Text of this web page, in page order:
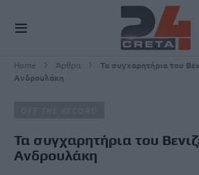
Home Άρθρα
Τα συγχαρητήρια του
Ανδρουλάκη
Τα συγχαρητήρια του
Ανδρουλάκη